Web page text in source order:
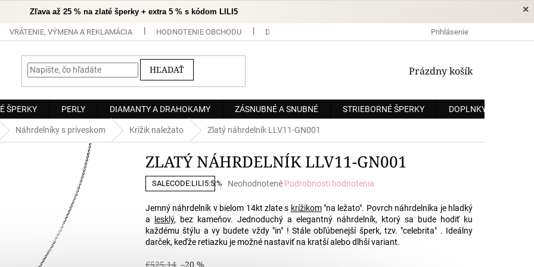
×
Zľava až 25 % na zlaté šperky + extra 5 % s kódom LILI5
VRÁTENIE, VÝMENA A REKLAMÁCIA HODNOTENIE OBCHODU DOPRAVA A PLATBA OCHRANA OSOBNÝCH ÚDAJOV
Prihlásenie
HĽADAŤ
NÁKUPNÝ
Prázdny košík
ŠPERKY PERLY DIAMANTY A DRAHOKAMY ZÁSNUBNÉ A SNUBNÉ STRIEBORNÉ ŠPERKY DOPLNKY
Náhrdelníky s príveskom Krížik naležato Zlatý náhrdelník LLV11-GN001
ZLATÝ NÁHRDELNÍK LLV11-GN001
SALECODE:LILI5:5:%
Priemerné
produktu
je
0,0
z
Neohodnotené Podrobnosti hodnotenia
€525,14 –20 %
Jemný náhrdelník v bielom 14kt zlate s krížikom"na ležato". Povrch náhrdelníka je hladký
a
lesklý, bez kameňov. Jednoduchý a elegantný náhrdelník, ktorý sa bude hodiť ku
každému štýlu a vy budete vždy "in" ! Stále obľúbenejší šperk, tzv. "celebrita" . Ideálny
darček, keďže retiazku je možné nastaviť na kratší alebo dlhší variant.